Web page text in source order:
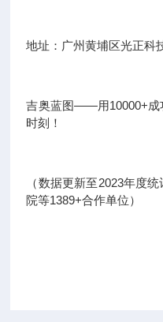
地址：广州黄埔区光正科
吉奥蓝图——用10000+成
时刻！
（数据更新至2023年度
院等1389+合作单位）